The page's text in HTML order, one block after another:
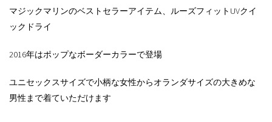
マジックマリンのベストセラーアイテム、ルーズフィットUVクイ
ックドライ
2016年はポップなボーダーカラーで登場
ユニセックスサイズで小柄な女性からオランダサイズの大きめな
男性まで着ていただけます